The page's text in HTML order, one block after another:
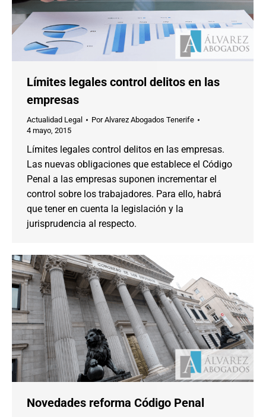
Límites legales control delitos en las
empresas
Actualidad Legal PorAlvarez Abogados Tenerife
4 mayo, 2015
Límites legales control delitos en las empresas.
Las nuevas obligaciones que establece el Código
Penal a las empresas suponen incrementar el
control sobre los trabajadores. Para ello, habrá
que tener en cuenta la legislación y la
jurisprudencia al respecto.
Novedades reforma Código Penal